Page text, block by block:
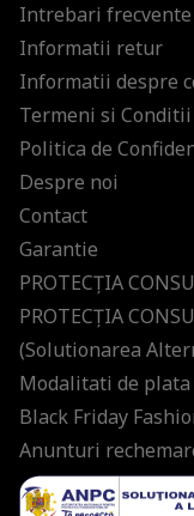
Intrebari frecvente
Informatii retur
Informatii despre
Termeni si Conditii
Politica de
Despre noi
Contact
Garantie
PROTECŢIA
PROTECŢIA
(Solutionarea
Modalitati de plata
Black Friday
Anunturi